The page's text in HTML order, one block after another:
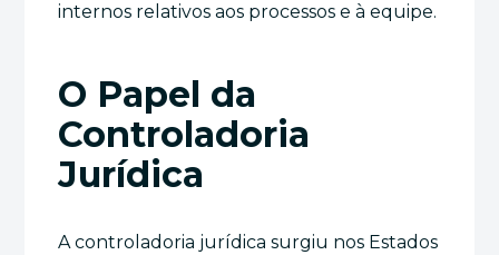
internos relativos aos processos e à equipe.
O Papel da
Controladoria
Jurídica
A controladoria jurídica surgiu nos Estados